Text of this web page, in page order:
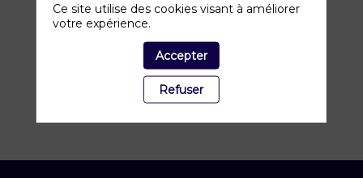
Ce site utilise des cookies visant à améliorer
votre expérience.
Accepter
Refuser